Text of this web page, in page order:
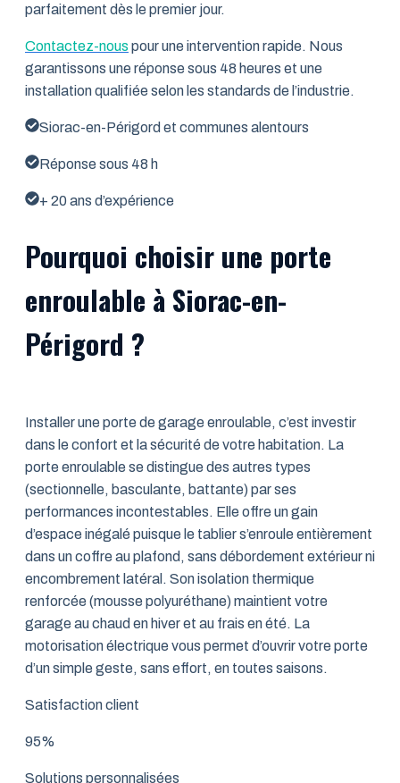
parfaitement dès le premier jour.
Contactez-nous pour une intervention rapide. Nous
garantissons une réponse sous 48 heures et une
installation qualifiée selon les standards de l’industrie.
Siorac-en-Périgord et communes alentours
Réponse sous 48 h
+ 20 ans d’expérience
Pourquoi choisir une porte
enroulable à Siorac-en-
Périgord ?
Installer une porte de garage enroulable, c’est investir
dans le confort et la sécurité de votre habitation. La
porte enroulable se distingue des autres types
(sectionnelle, basculante, battante) par ses
performances incontestables. Elle offre un gain
d’espace inégalé puisque le tablier s’enroule entièrement
dans un coffre au plafond, sans débordement extérieur ni
encombrement latéral. Son isolation thermique
renforcée (mousse polyuréthane) maintient votre
garage au chaud en hiver et au frais en été. La
motorisation électrique vous permet d’ouvrir votre porte
d’un simple geste, sans effort, en toutes saisons.
Satisfaction client
95%
Solutions personnalisées